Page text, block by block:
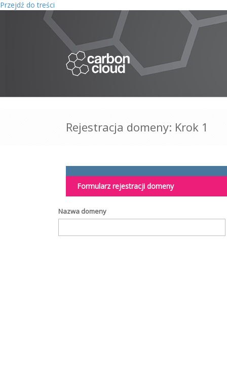
Przejdź do treści
Rejestracja domeny: Krok 1
Formularz rejestracji domeny
Nazwa domeny